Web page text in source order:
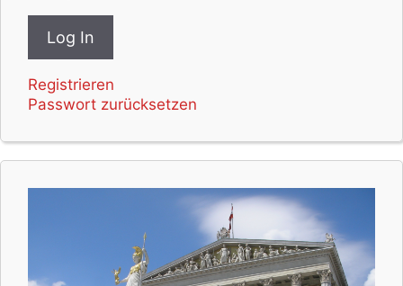
Registrieren
Passwort zurücksetzen